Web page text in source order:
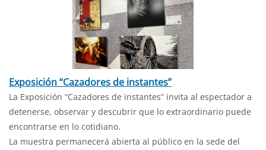
Exposición “Cazadores de instantes”
La Exposición “Cazadores de instantes” invita al espectador a
detenerse, observar y descubrir que lo extraordinario puede
encontrarse en lo cotidiano.
La muestra permanecerá abierta al público en la sede del